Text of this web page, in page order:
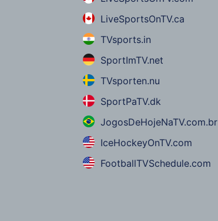
LiveSportsOnTV.ca
TVsports.in
SportImTV.net
TVsporten.nu
SportPaTV.dk
JogosDeHojeNaTV.com.br
IceHockeyOnTV.com
FootballTVSchedule.com